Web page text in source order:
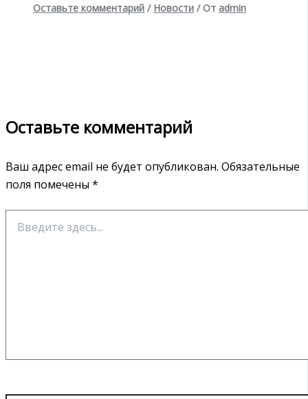
Оставьте комментарий / Новости / От admin
Оставьте комментарий
Ваш адрес email не будет опубликован. Обязательные
поля помечены *
здесь...